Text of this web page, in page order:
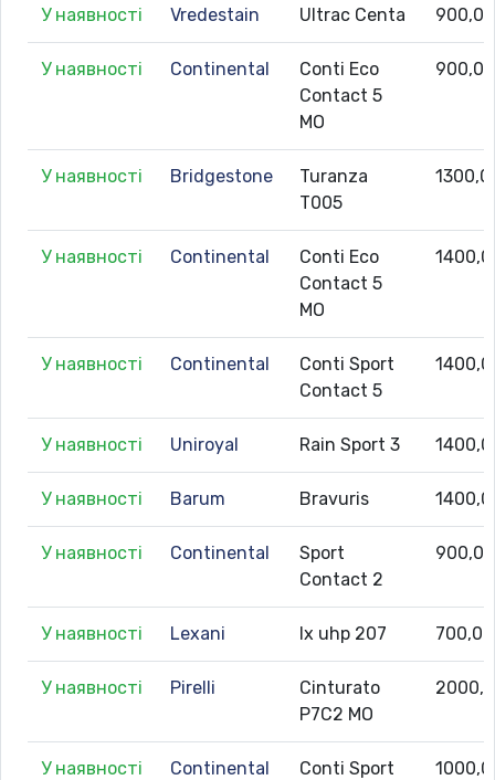
У наявності Vredestain Ultrac Centa
У наявності Continental
Conti Eco
Contact 5
MO
У наявності Bridgestone
Turanza
T005
У наявності Continental
Conti Eco
Contact 5
MO
У наявності Continental
Conti Sport
Contact 5
У наявності Uniroyal Rain Sport 3
У наявності Barum Bravuris
У наявності Continental
Sport
Contact 2
У наявності Lexani lx uhp 207
У наявності Pirelli
Cinturato
P7C2 MO
У наявності Continental
Conti Sport